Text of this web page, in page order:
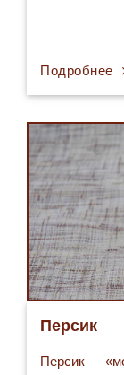
Подробнее
Персик
Персик —